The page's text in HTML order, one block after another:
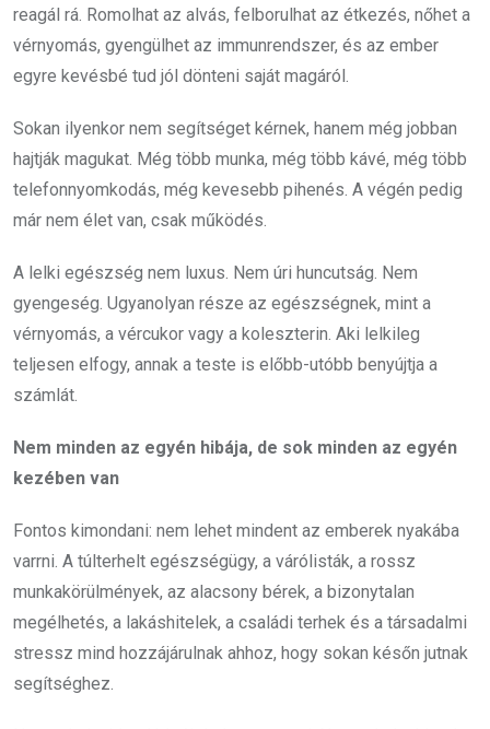
reagál rá. Romolhat az alvás, felborulhat az étkezés, nőhet a
vérnyomás, gyengülhet az immunrendszer, és az ember
egyre kevésbé tud jól dönteni saját magáról.
Sokan ilyenkor nem segítséget kérnek, hanem még jobban
hajtják magukat. Még több munka, még több kávé, még több
telefonnyomkodás, még kevesebb pihenés. A végén pedig
már nem élet van, csak működés.
A lelki egészség nem luxus. Nem úri huncutság. Nem
gyengeség. Ugyanolyan része az egészségnek, mint a
vérnyomás, a vércukor vagy a koleszterin. Aki lelkileg
teljesen elfogy, annak a teste is előbb-utóbb benyújtja a
számlát.
Nem minden az egyén hibája, de sok minden az egyén
kezében van
Fontos kimondani: nem lehet mindent az emberek nyakába
varrni. A túlterhelt egészségügy, a várólisták, a rossz
munkakörülmények, az alacsony bérek, a bizonytalan
megélhetés, a lakáshitelek, a családi terhek és a társadalmi
stressz mind hozzájárulnak ahhoz, hogy sokan későn jutnak
segítséghez.